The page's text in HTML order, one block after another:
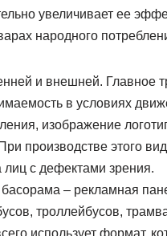
увеличивает ее
народного
и внешней. Главное
в условиях
изображение
производстве этого
лиц с дефектами зрения.
– рекламная
троллейбусов,
использует формат,